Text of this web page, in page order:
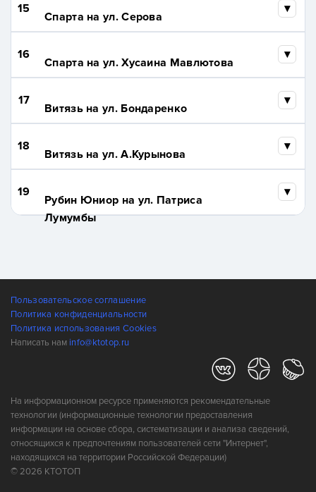
15
Спарта на ул. Серова
16
Спарта на ул. Хусаина Мавлютова
17
Витязь на ул. Бондаренко
18
Витязь на ул. А.Курынова
19
Рубин Юниор на ул. Патриса
Лумумбы
Пользовательское соглашение
Политика конфиденциальности
Политика использования Cookies
Написать нам info@ktotop.ru
На информационном ресурсе применяются рекомендательные
технологии (информационные технологии предоставления
информации на основе сбора, систематизации и анализа сведений,
относящихся к предпочтениям пользователей сети "Интернет",
находящихся на территории Российской Федерации)
© 2026 КТОТОП